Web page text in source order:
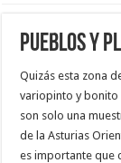
Pueblos y
Quizás esta zona
variopinto y bonito
son solo una
de la Asturias
es importante que